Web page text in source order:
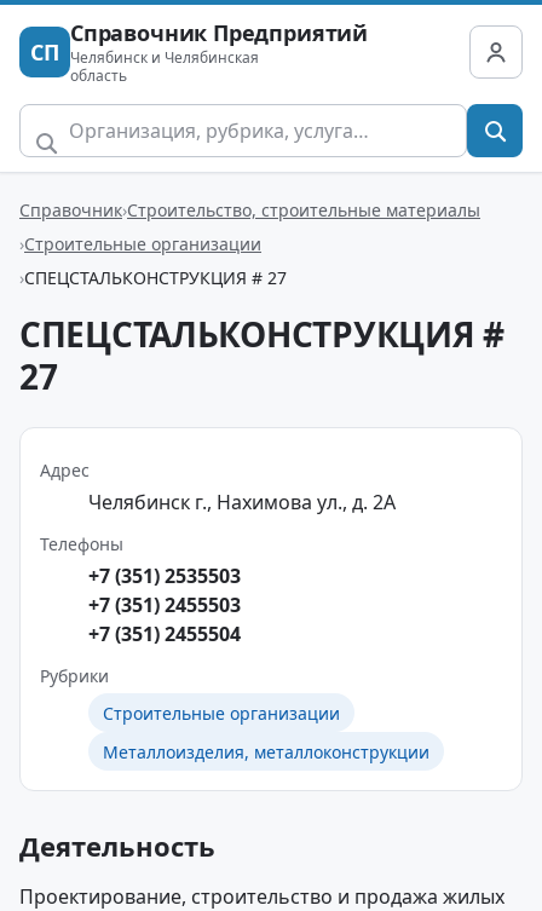
СП
Справочник Предприятий
Челябинск и Челябинская
область
Справочник Строительство, строительные материалы
Строительные организации
СПЕЦСТАЛЬКОНСТРУКЦИЯ # 27
СПЕЦСТАЛЬКОНСТРУКЦИЯ #
27
Адрес
Челябинск г., Нахимова ул., д. 2А
Телефоны
+7 (351) 2535503
+7 (351) 2455503
+7 (351) 2455504
Рубрики
Строительные организации
Металлоизделия, металлоконструкции
Деятельность
Проектирование, строительство и продажа жилых